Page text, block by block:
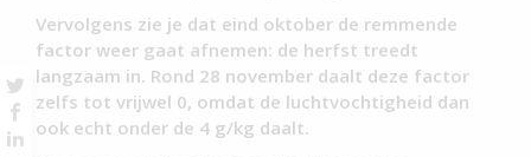
Vervolgens zie je dat eind oktober de remmende
factor weer gaat afnemen: de herfst treedt
langzaam in. Rond 28 november daalt deze factor
zelfs tot vrijwel 0, omdat de luchtvochtigheid dan
ook echt onder de 4 g/kg daalt.